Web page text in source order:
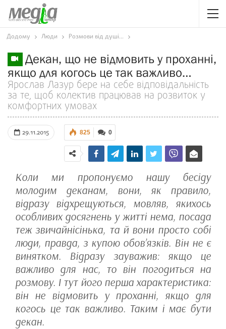
Додому Люди Розмови від душі...
Декан, що не відмовить у проханні,
якщо для когось це так важливо…
Ярослав Лазур бере на себе відповідальність
за те, щоб колектив працював на розвиток у
комфортних умовах
29.11.2015 0
825
Коли ми пропонуємо нашу бесіду
молодим деканам, вони, як правило,
відразу відхрещуються, мовляв, якихось
особливих досягнень у житті нема, посада
теж звичайнісінька, та й вони просто собі
люди, правда, з купою обов’язків. Він не є
винятком. Відразу зауважив: якщо це
важливо для нас, то він погодиться на
розмову. І тут його перша характеристика:
він не відмовить у проханні, якщо для
когось це так важливо. Таким і має бути
декан.